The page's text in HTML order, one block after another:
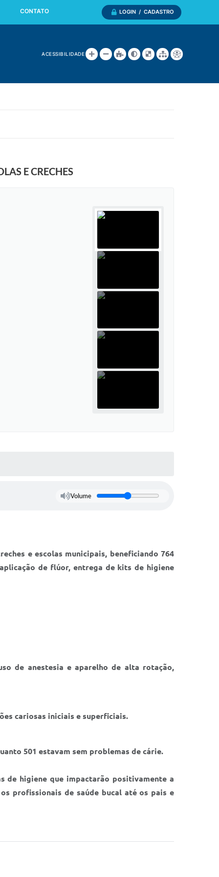
LOGIN / CADASTRO
ACESSIBILIDADE
CONTATO
E CRECHES
Volume
e escolas municipais, beneficiando 764
de flúor, entrega de kits de higiene
de anestesia e aparelho de alta rotação,
cariosas iniciais e superficiais.
501 estavam sem problemas de cárie.
de higiene que impactarão positivamente a
profissionais de saúde bucal até os pais e